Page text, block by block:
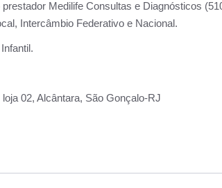
prestador Medilife Consultas e Diagnósticos
Intercâmbio Federativo e Nacional.
02, Alcântara, São Gonçalo-RJ